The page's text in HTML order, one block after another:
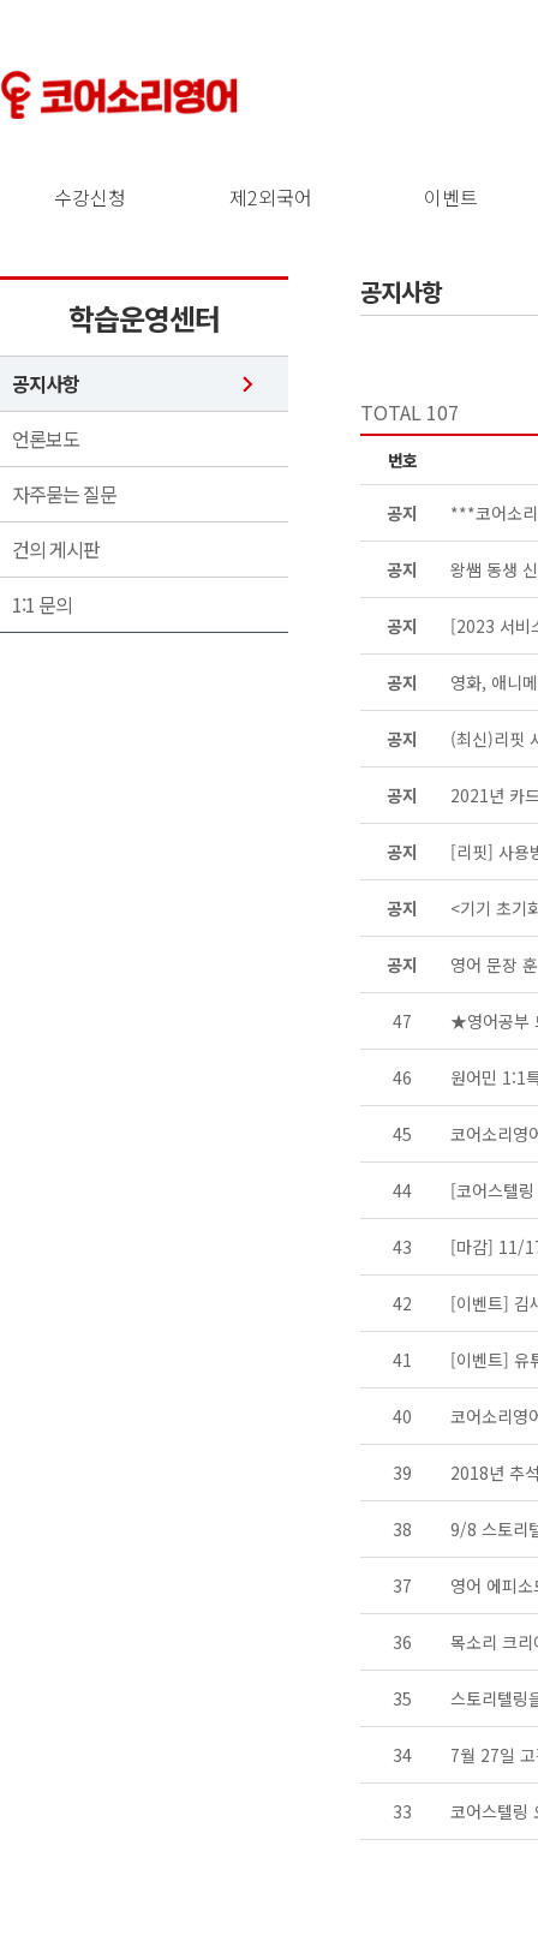
수강신청 제2외국어 이벤트
학습운영센터
공지사항
언론보도
자주묻는 질문
건의 게시판
1:1 문의
공지사항
TOTAL 107
번호
공지 ***코어소
공지 왕쌤 동생
공지 [2023 서비
공지 영화, 애니
공지 (최신)리핏
공지 2021년 카
공지 [리핏] 사용
공지 <기기 초기
공지 영어 문장
47 ★영어공부
46 원어민 1:1
45 코어소리영
44 [코어스텔
43 [마감] 11/
42 [이벤트] 김
41 [이벤트]
40 코어소리영
39 2018년 추
38 9/8 스토리
37 영어 에피
36 목소리 크
35 스토리텔링
34 7월 27일
33 코어스텔링